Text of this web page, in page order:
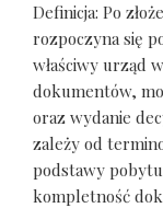
Definicja: Po
rozpoczyna się
właściwy urząd
dokumentów,
oraz wydanie
zależy od
podstawy
kompletność